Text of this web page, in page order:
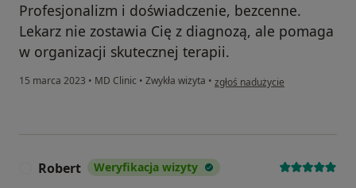
Profesjonalizm i doświadczenie, bezcenne.
Lekarz nie zostawia Cię z diagnozą, ale pomaga
w organizacji skutecznej terapii.
15 marca 2023 • MD Clinic • Zwykła wizyta • w opinii użytkownika BDPietka
zgłoś nadużycie
Robert Weryfikacja wizyty